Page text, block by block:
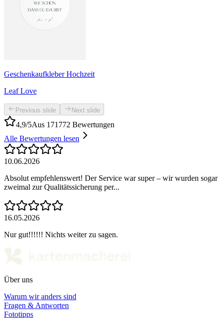
Geschenkaufkleber Hochzeit
Leaf Love
Previous slide Next slide
4,9/5Aus 171772 Bewertungen
Alle Bewertungen lesen
10.06.2026
Absolut empfehlenswert! Der Service war super – wir wurden sogar
zweimal zur Qualitätssicherung per...
16.05.2026
Nur gut!!!!!! Nichts weiter zu sagen.
Über uns
Warum wir anders sind
Fragen & Antworten
Fototipps